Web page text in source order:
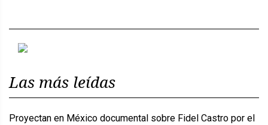
Las más leídas
Proyectan en México documental sobre Fidel Castro por el